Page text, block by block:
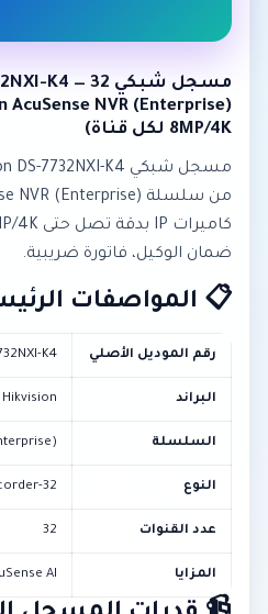
8MP/4K لكل قناة)
ضمان الوكيل، فاتورة ضريبية.
📋 المواصفات
رقم الموديل الأصلي K4
البراند Hikvision (أصلي)
السلسلة
النوع 32-Channel Network Video Recorder
عدد القنوات 32
المزايا AI